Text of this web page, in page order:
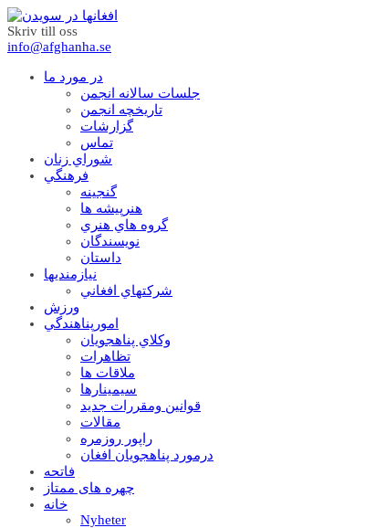
Skriv till oss
info@afghanha.se
در مورد ما
جلسات سالانه انجمن
تاریخچه انجمن
گزارشات
تماس
شوراي زنان
فرهنگي
گنجينه
هنرپيشه ها
گروه هاي هنري
نويسندگان
داستان
نيازمنديها
شرکتهاي افغاني
ورزش
امورپناهندگي
وکلاي پناهجويان
تظاهرات
ملاقات ها
سيمينارها
قوانين ومقررات جديد
مقالات
راپور روزمره
درمورد پناهجويان افغان
فاتحه
چهره های ممتاز
خانه
Nyheter